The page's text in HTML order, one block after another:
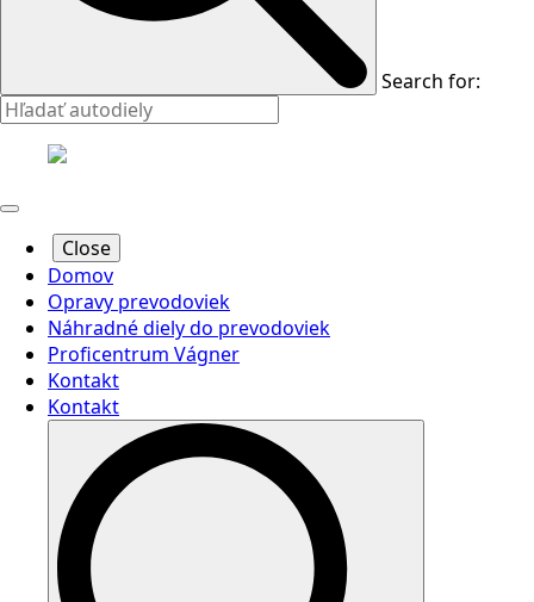
Search for:
Close
Domov
Opravy prevodoviek
Náhradné diely do prevodoviek
Proficentrum Vágner
Kontakt
Kontakt